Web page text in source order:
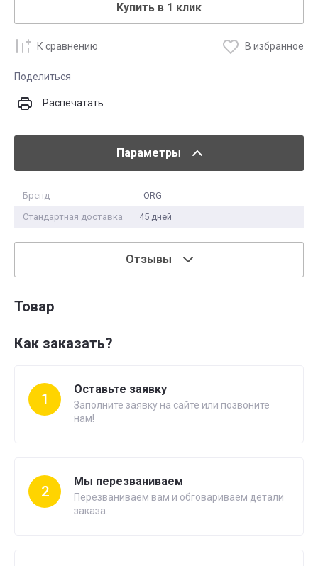
Купить в 1 клик
К сравнению В избранное
Поделиться
Распечатать
Параметры
Бренд
_ORG_
Стандартная доставка
45 дней
Отзывы
Товар
Как заказать?
1
Оставьте заявку
Заполните заявку на сайте или позвоните
нам!
2
Мы перезваниваем
Перезваниваем вам и обговариваем детали
заказа.